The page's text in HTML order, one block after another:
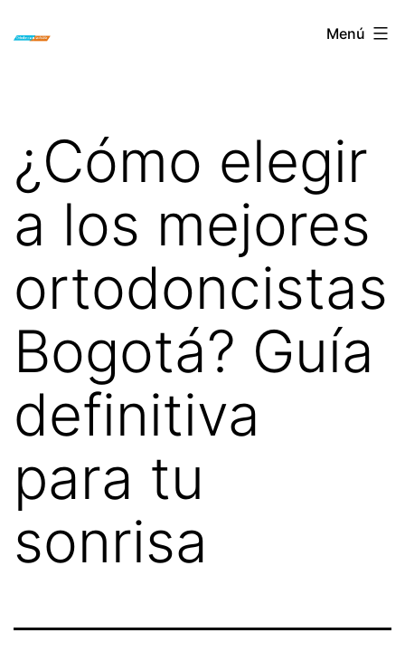
ORTODONCIA
Menú
¿Cómo elegir
a los mejores
ortodoncistas
Bogotá? Guía
definitiva
para tu
sonrisa